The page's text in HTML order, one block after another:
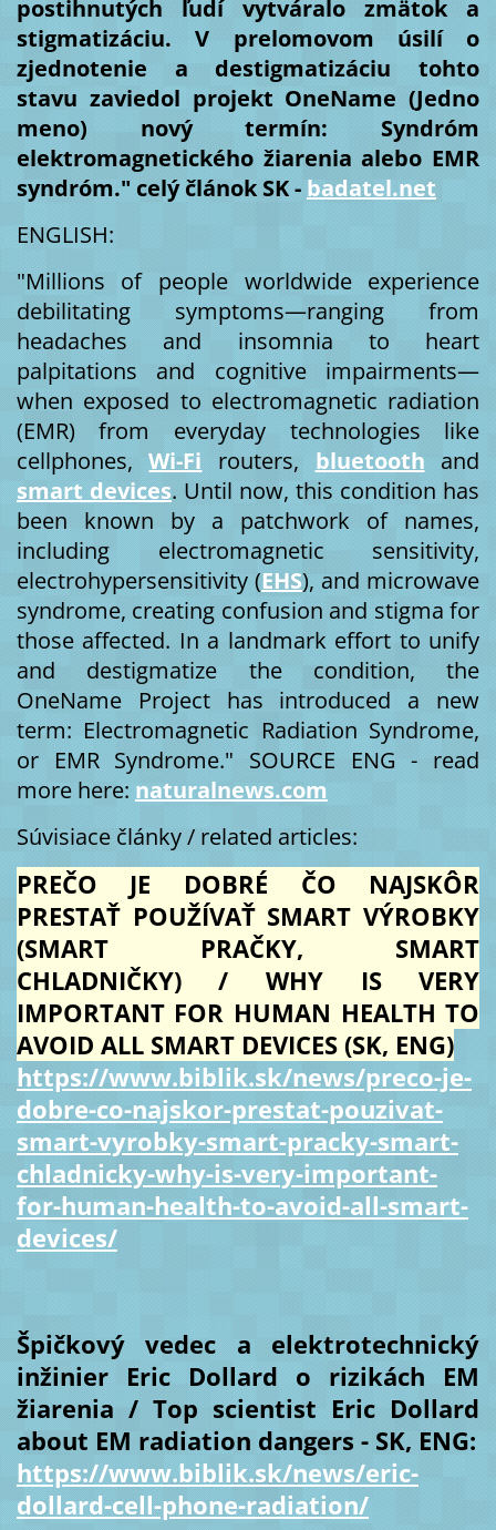
postihnutých ľudí vytváralo zmätok a
stigmatizáciu. V prelomovom úsilí o
zjednotenie a destigmatizáciu tohto
stavu zaviedol projekt OneName (Jedno
meno) nový termín: Syndróm
elektromagnetického žiarenia alebo EMR
syndróm." celý článok SK - badatel.net
ENGLISH:
"Millions of people worldwide experience
debilitating symptoms—ranging from
headaches and insomnia to heart
palpitations and cognitive impairments—
when exposed to electromagnetic radiation
(EMR) from everyday technologies like
cellphones,Wi-Fi routers, bluetooth and
smart devices. Until now, this condition has
been known by a patchwork of names,
including electromagnetic sensitivity,
electrohypersensitivity (EHS), and microwave
syndrome, creating confusion and stigma for
those affected. In a landmark effort to unify
and destigmatize the condition, the
OneName Project has introduced a new
term: Electromagnetic Radiation Syndrome,
or EMR Syndrome." SOURCE ENG - read
more here: naturalnews.com
Súvisiace články / related articles:
PREČO JE DOBRÉ ČO NAJSKÔR
PRESTAŤ POUŽÍVAŤ SMART VÝROBKY
(SMART PRAČKY, SMART
CHLADNIČKY) / WHY IS VERY
IMPORTANT FOR HUMAN HEALTH TO
AVOID ALL SMART DEVICES (SK, ENG)
https://www.biblik.sk/news/preco-je-
dobre-co-najskor-prestat-pouzivat-
smart-vyrobky-smart-pracky-smart-
chladnicky-why-is-very-important-
for-human-health-to-avoid-all-smart-
devices/
Špičkový vedec a elektrotechnický
inžinier Eric Dollard o rizikách EM
žiarenia / Top scientist Eric Dollard
about EM radiation dangers - SK, ENG:
https://www.biblik.sk/news/eric-
dollard-cell-phone-radiation/